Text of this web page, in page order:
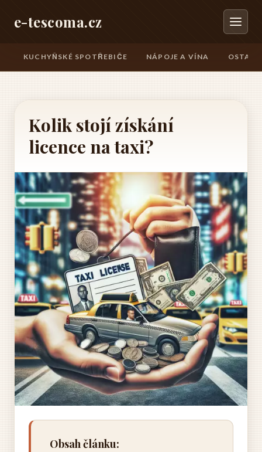
e-tescoma.cz
KUCHYŇSKÉ SPOTŘEBIČE NÁPOJE A VÍNA
Kolik stojí získání
licence na taxi?
Obsah článku: